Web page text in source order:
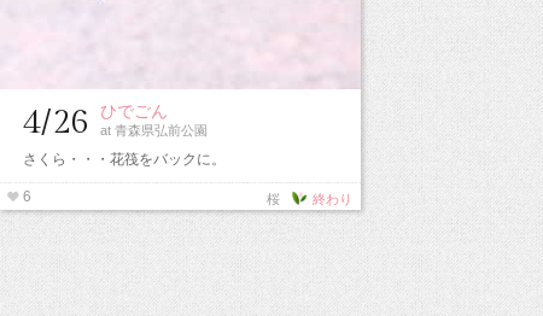
4/26 ひでごん
at 青森県弘前公園
さくら・・・花筏をバックに。
6
桜 終わり